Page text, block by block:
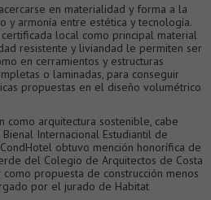
en materialidad y forma a la
y armonía entre estética y tecnología.
local como principal material
resistente y liviandad le permiten ser
en cerramientos y estructuras
o laminadas, para conseguir
propuestas en el diseño volumétrico
como arquitectura sostenible, cabe
Internacional Estudiantil de
obtuvo mención honorífica de
del Colegio de Arquitectos de Costa
propuesta de construcción menos
por el jurado de Habitat